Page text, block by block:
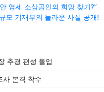
영세 소상공인의 희망 찾기?”
모 기재부의 놀라운 사실 공개!
추경 편성 돌입
사 본격 착수